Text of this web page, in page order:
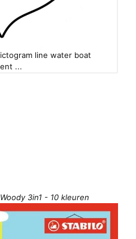
line water boat
...
3in1 - 10 kleuren